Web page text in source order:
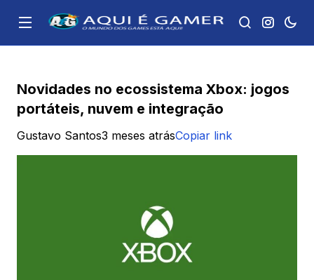
Novidades no ecossistema Xbox: jogos
portáteis, nuvem e integração
Gustavo Santos3 meses atrásCopiar link